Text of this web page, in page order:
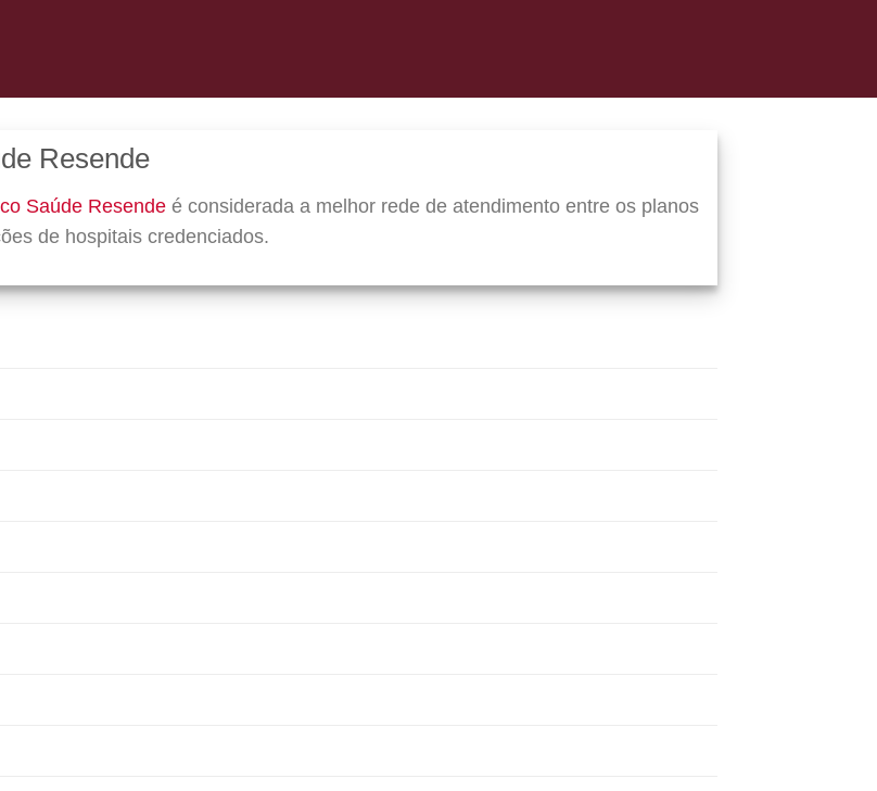
Resende
Saúde Resende é considerada a melhor rede de atendimento entre os planos
de hospitais credenciados.